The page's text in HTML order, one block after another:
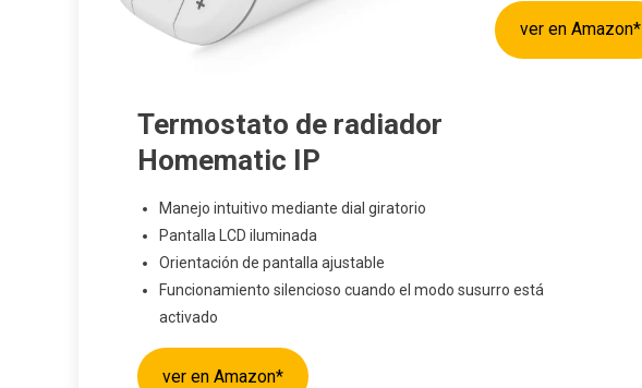
ver en Amazon*
Termostato de radiador
Homematic IP
Manejo intuitivo mediante dial giratorio
Pantalla LCD iluminada
Orientación de pantalla ajustable
Funcionamiento silencioso cuando el modo susurro está
activado
ver en Amazon*